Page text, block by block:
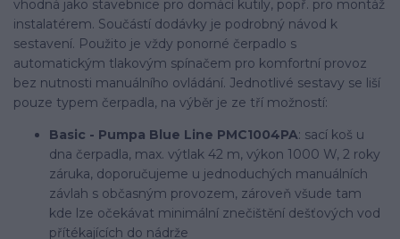
vhodná jako stavebnice pro domácí kutily, popř. pro montáž
instalatérem. Součástí dodávky je podrobný návod k
sestavení. Použito je vždy ponorné čerpadlo s
automatickým tlakovým spínačem pro komfortní provoz
bez nutnosti manuálního ovládání. Jednotlivé sestavy se liší
pouze typem čerpadla, na výběr je ze tří možností:
Basic - Pumpa Blue Line PMC1004PA: sací koš u
dna čerpadla, max. výtlak 42 m, výkon 1000 W, 2 roky
záruka, doporučujeme u jednoduchých manuálních
závlah s občasným provozem, zároveň všude tam
kde lze očekávat minimální znečištění dešťových vod
přítékajících do nádrže